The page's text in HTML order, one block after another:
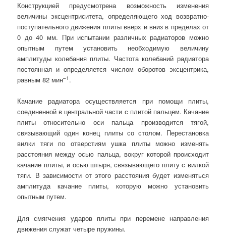
Конструкцией предусмотрена возможность изменения
величины эксцентриситета, определяющего ход возвратно-
поступательного движения плиты вверх и вниз в пределах от
0 до 40 мм. При испытании различных радиаторов можно
опытным путем установить необходимую величину
амплитуды колебания плиты. Частота колебаний радиатора
постоянная и определяется числом оборотов эксцентрика,
равным 82 мин–1 .
Качание радиатора осуществляется при помощи плиты,
соединенной в центральной части с плитой пальцем. Качание
плиты относительно оси пальца производится тягой,
связывающий один конец плиты со столом. Перестановка
вилки тяги по отверстиям ушка плиты можно изменять
расстояния между осью пальца, вокруг которой происходит
качание плиты, и осью штыря, связывающего плиту с вилкой
тяги. В зависимости от этого расстояния будет изменяться
амплитуда качание плиты, которую можно установить
опытным путем.
Для смягчения ударов плиты при перемене направления
движения служат четыре пружины.